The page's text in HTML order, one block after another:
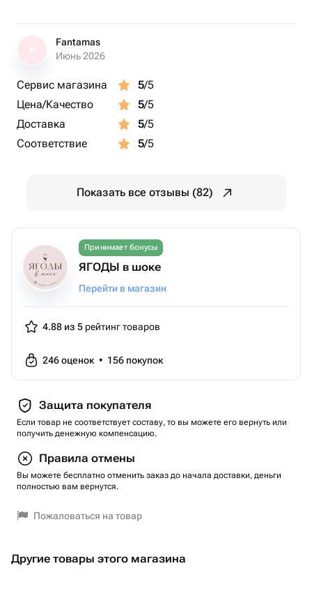
Fantamas
Июнь 2026
Сервис магазина 5/5
Цена/Качество
5/5
Доставка
5/5
Соответствие
5/5
Показать все отзывы (82)
Принимает бонусы
ЯГОДЫ в шоке
Перейти в магазин
4.88 из 5 рейтинг товаров
246оценок • 156 покупок
Защита покупателя
Если товар не соответствует составу, то вы можете его вернуть или
получить денежную компенсацию.
Правила отмены
Вы можете бесплатно отменить заказ до начала доставки, деньги
полностью вам вернутся.
Пожаловаться на товар
Другие товары этого магазина